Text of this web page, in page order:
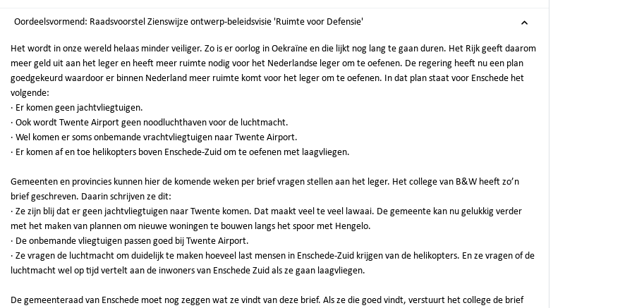
Oordeelsvormend: Raadsvoorstel Zienswijze ontwerp-beleidsvisie 'Ruimte voor Defensie'
Het wordt in onze wereld helaas minder veiliger. Zo is er oorlog in Oekraïne en die lijkt nog lang te gaan duren. Het Rijk geeft daarom
meer geld uit aan het leger en heeft meer ruimte nodig voor het Nederlandse leger om te oefenen. De regering heeft nu een plan
goedgekeurd waardoor er binnen Nederland meer ruimte komt voor het leger om te oefenen. In dat plan staat voor Enschede het
volgende:
· Er komen geen jachtvliegtuigen.
· Ook wordt Twente Airport geen noodluchthaven voor de luchtmacht.
· Wel komen er soms onbemande vrachtvliegtuigen naar Twente Airport.
· Er komen af en toe helikopters boven Enschede-Zuid om te oefenen met laagvliegen.
Gemeenten en provincies kunnen hier de komende weken per brief vragen stellen aan het leger. Het college van B&W heeft zo’n
brief geschreven. Daarin schrijven ze dit:
· Ze zijn blij dat er geen jachtvliegtuigen naar Twente komen. Dat maakt veel te veel lawaai. De gemeente kan nu gelukkig verder
met het maken van plannen om nieuwe woningen te bouwen langs het spoor met Hengelo.
· De onbemande vliegtuigen passen goed bij Twente Airport.
· Ze vragen de luchtmacht om duidelijk te maken hoeveel last mensen in Enschede-Zuid krijgen van de helikopters. En ze vragen of de
luchtmacht wel op tijd vertelt aan de inwoners van Enschede Zuid als ze gaan laagvliegen.
De gemeenteraad van Enschede moet nog zeggen wat ze vindt van deze brief. Als ze die goed vindt, verstuurt het college de brief